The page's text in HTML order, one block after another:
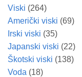
Viski (264)
Američki viski (69)
Irski viski (35)
Japanski viski (22)
Škotski viski (138)
Voda (18)